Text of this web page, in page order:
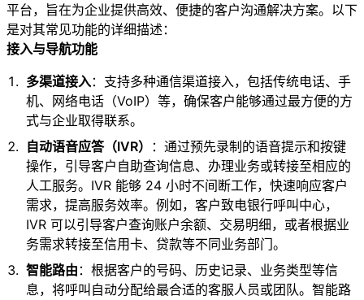
平台，旨在为企业提供高效、便捷的客户沟通解决方案。以下
是对其常见功能的详细描述：
接入与导航功能
多渠道接入：支持多种通信渠道接入，包括传统电话、手
机、网络电话（VoIP）等，确保客户能够通过最方便的方
式与企业取得联系。
自动语音应答（IVR）
：通过预先录制的语音提示和按键
操作，引导客户自助查询信息、办理业务或转接至相应的
人工服务。IVR 能够 24 小时不间断工作，快速响应客户
需求，提高服务效率。例如，客户致电银行呼叫中心，
IVR 可以引导客户查询账户余额、交易明细，或者根据业
务需求转接至信用卡、贷款等不同业务部门。
智能路由 ：根据客户的号码、历史记录、业务类型等信
息，将呼叫自动分配给最合适的客服人员或团队。智能路